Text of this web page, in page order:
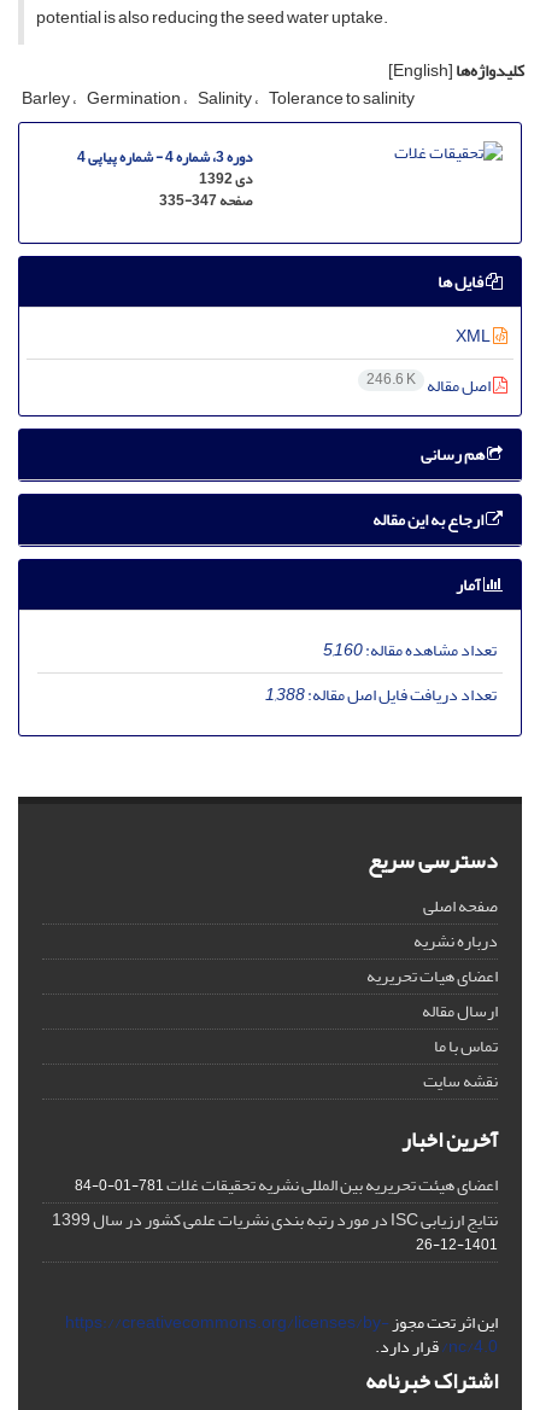
potential is also reducing the seed water uptake.
کلیدواژه‌ها[English]
Barley Germination Salinity Tolerance to salinity
دوره 3، شماره 4 - شماره پیاپی 4
دی 1392
صفحه335-347
فایل ها
اصل مقاله 246.6 K
هم رسانی
ارجاع به این مقاله
آمار
تعداد مشاهده مقاله:5,160
تعداد دریافت فایل اصل مقاله:1,388
دسترسی سریع
صفحه اصلی
درباره نشریه
اعضای هیات تحریریه
ارسال مقاله
تماس با ما
نقشه سایت
آخرین اخبار
اعضای هیئت تحریریه بین المللی نشریه تحقیقات غلات781-01-0-84
نتایج ارزیابی ISC در مورد رتبه بندی نشریات علمی کشور در سال 1399
1401-12-26
این اثر تحت مجوزhttps://creativecommons.org/licenses/by-
nc/4.0/ قرار دارد.
اشتراک خبرنامه